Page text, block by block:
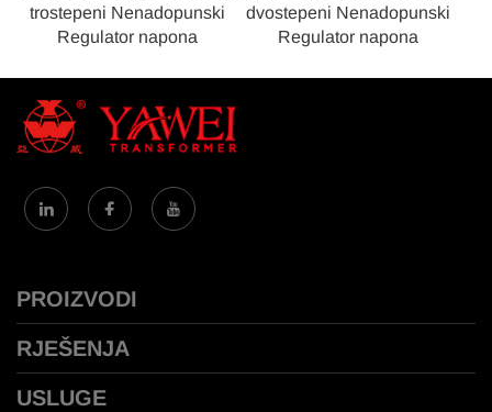
trostepeni Nenadopunski
Regulator napona
dvostepeni Nenadopunski
Regulator napona
PROIZVODI
RJEŠENJA
USLUGE